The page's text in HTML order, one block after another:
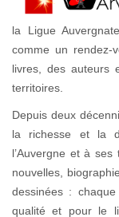
la Ligue
comme un rendez-
livres, des auteurs
territoires.
Depuis deux
la richesse et la
l’Auvergne et à
nouvelles,
dessinées :
qualité et pour le